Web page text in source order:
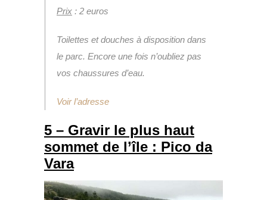
Prix : 2 euros
Toilettes et douches à disposition dans
le parc. Encore une fois n’oubliez pas
vos chaussures d’eau.
Voir l’adresse
5 – Gravir le plus haut
sommet de l’île : Pico da
Vara